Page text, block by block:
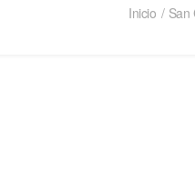
Inicio San